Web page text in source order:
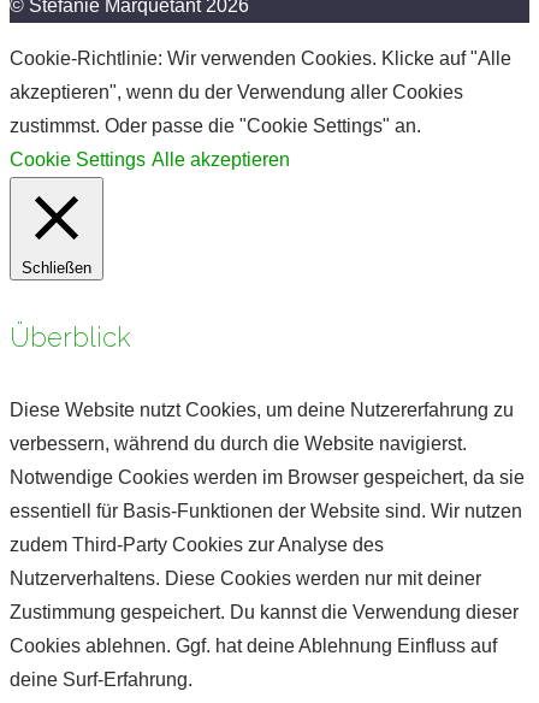
© Stefanie Marquetant 2026
Cookie-Richtlinie: Wir verwenden Cookies. Klicke auf "Alle
akzeptieren", wenn du der Verwendung aller Cookies
zustimmst. Oder passe die "Cookie Settings" an.
Cookie Settings Alle akzeptieren
Schließen
Überblick
Diese Website nutzt Cookies, um deine Nutzererfahrung zu
verbessern, während du durch die Website navigierst.
Notwendige Cookies werden im Browser gespeichert, da sie
essentiell für Basis-Funktionen der Website sind. Wir nutzen
zudem Third-Party Cookies zur Analyse des
Nutzerverhaltens. Diese Cookies werden nur mit deiner
Zustimmung gespeichert. Du kannst die Verwendung dieser
Cookies ablehnen. Ggf. hat deine Ablehnung Einfluss auf
deine Surf-Erfahrung.